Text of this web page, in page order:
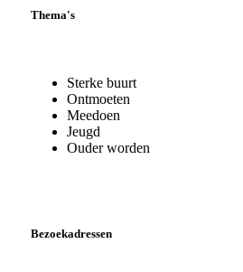
Thema's
Sterke buurt
Ontmoeten
Meedoen
Jeugd
Ouder worden
Bezoekadressen